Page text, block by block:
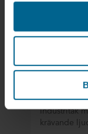
beteende på våra
Information om
komma att
uppgifter med
eller som de har
deras tjänster.
tredjeländer,
cookies för
att skyddsnivån i
Industritak
krävande